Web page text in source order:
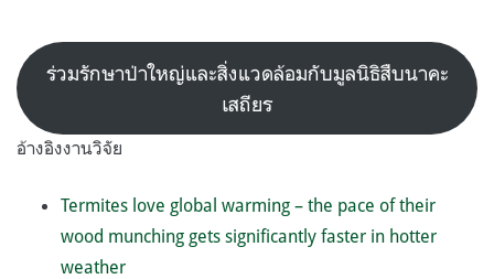
ร่วมรักษาป่าใหญ่และสิ่งแวดล้อมกับมูลนิธิสืบนาคะ
เสถียร
อ้างอิงงานวิจัย
Termites love global warming – the pace of their
wood munching gets significantly faster in hotter
weather